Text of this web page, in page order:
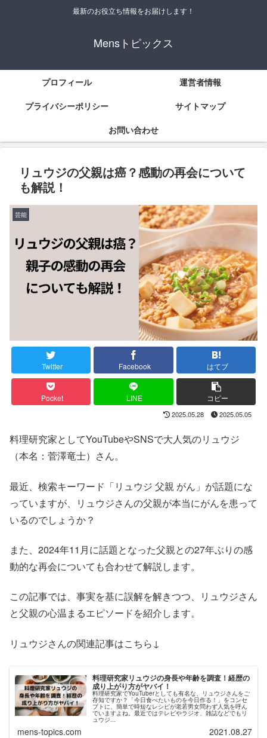
最新のお役立ち情報をお届けします！
Mensトピックス
プロフィール
運営者情報
プライバシーポリシー
サイトマップ
お問い合わせ
リュウジの父親は癌？感動の再会について
も解説！
芸能
Twitter Facebook はてブ
Pocket LINE コピー
2025.05.28 2025.05.05
料理研究家としてYouTubeやSNSで大人気のリュウジ
（本名：菅澤竜士）さん。
最近、検索キーワード「リュウジ 父親 がん」が話題にな
っていますが、リュウジさんの父親が本当にがんを患って
いるのでしょうか？
また、2024年11月に話題となった父親との27年ぶりの感
動的な再会についても合わせて解説します。
この記事では、事実を基に誤解を解きつつ、リュウジさん
と父親の心温まるエピソードを紹介します。
リュウジさんの関連記事はこちら↓
料理研究家リュウジの身長や年齢を調査！経歴の
成り上がり方がヤバイ！
料理研究家でYouTuberとしても有名な、リュウジさんをご
存知ですか？「今日食べたいものを今日作る！」をコンセ
プトに、簡単で時短なレシピが老若男女問わず人気を呼ん
でいますよね。最近ではテレビやラジオ、雑誌などでもリ
ュウジ...
mens-topics.com 2021.08.27